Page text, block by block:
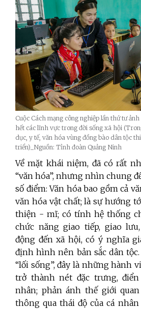
Cuộc Cách mạng công nghiệp lần thứ tư
hết các lĩnh vực trong đời sống xã hội
dục, y tế, văn hóa vùng đồng bào dân tộc
triển)_Nguồn: Tỉnh đoàn Quảng Ninh
Về mặt khái niệm, đã có rất
“văn hóa”, nhưng nhìn chung
số điểm: Văn hóa bao gồm cả
văn hóa vật chất; là sự hướng
thiện - mĩ; có tính hệ thống
chức năng giao tiếp, giao
động đến xã hội, có ý nghĩa
định hình nên bản sắc dân
“lối sống”, đây là những hành
trở thành nét đặc trưng,
nhân; phản ánh thế giới
thông qua thái độ của cá nhân